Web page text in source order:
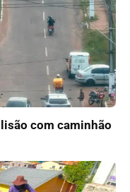
com caminhão